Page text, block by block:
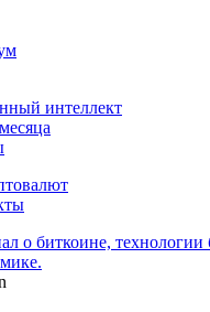
интеллект
о биткоине, технологии